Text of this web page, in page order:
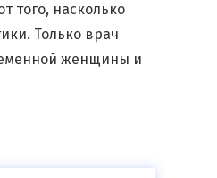
того, насколько
Только врач
женщины и